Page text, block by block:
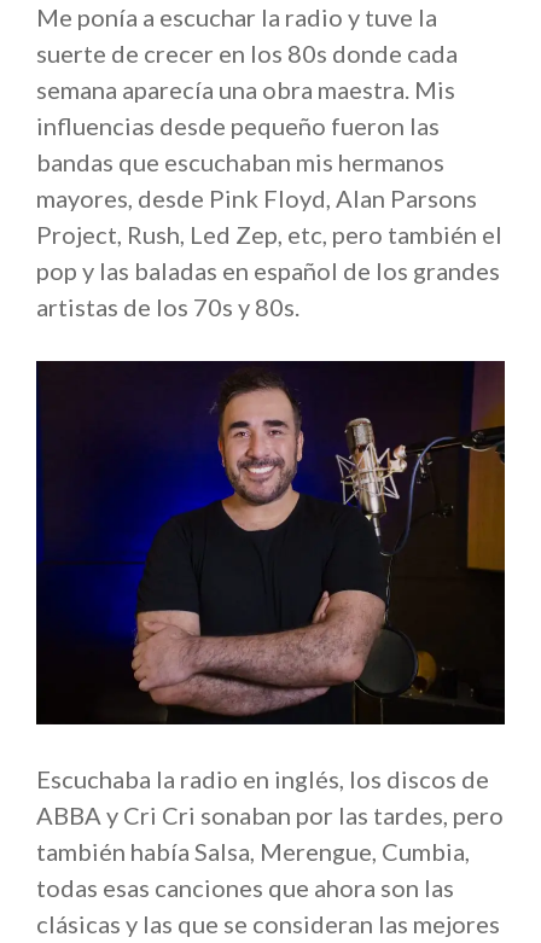
Me ponía a escuchar la radio y tuve la
suerte de crecer en los 80s donde cada
semana aparecía una obra maestra. Mis
influencias desde pequeño fueron las
bandas que escuchaban mis hermanos
mayores, desde Pink Floyd, Alan Parsons
Project, Rush, Led Zep, etc, pero también el
pop y las baladas en español de los grandes
artistas de los 70s y 80s.
Escuchaba la radio en inglés, los discos de
ABBA y Cri Cri sonaban por las tardes, pero
también había Salsa, Merengue, Cumbia,
todas esas canciones que ahora son las
clásicas y las que se consideran las mejores